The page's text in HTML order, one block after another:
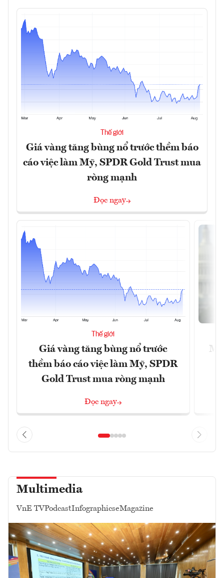
Thế giới
Giá vàng tăng bùng nổ trước thềm báo
cáo việc làm Mỹ, SPDR Gold Trust mua
ròng mạnh
Đọc ngay
Thế giới
Giá vàng tăng bùng nổ trước
thềm báo cáo việc làm Mỹ, SPDR
Gold Trust mua ròng mạnh
Đọc ngay
Multimedia
VnE TVPodcastInfographicseMagazine